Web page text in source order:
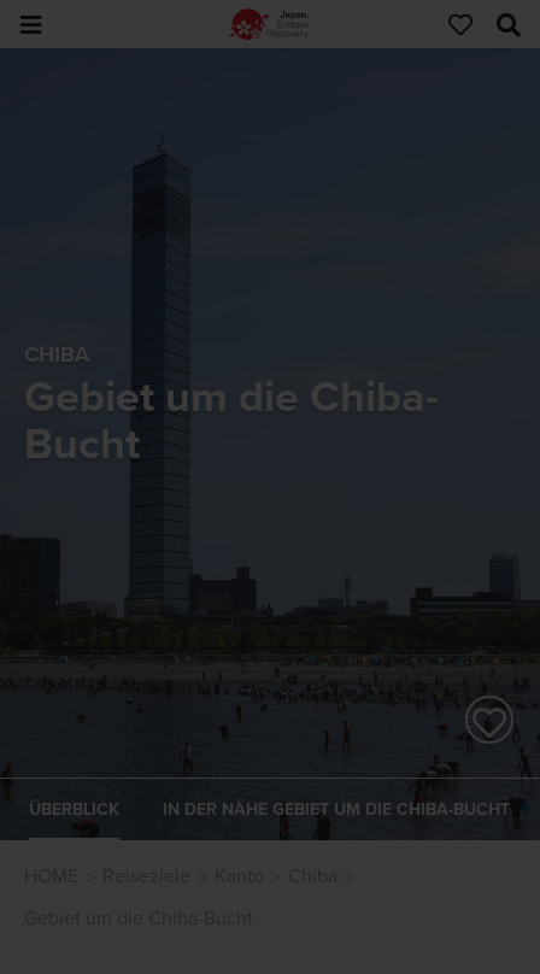
CHIBA
Gebiet um die Chiba-
Bucht
ÜBERBLICK IN DER NÄHE GEBIET UM DIE CHIBA-BUCHT